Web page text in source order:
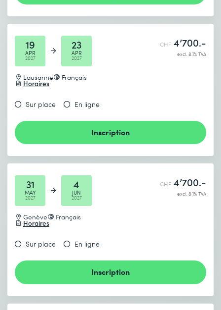
19
APR
2027
23
APR
2027
Lausanne Français
Horaires
CHF 4’700.-
excl. 8.1% TVA
Sur place En ligne
Inscription
31
MAY
2027
4
JUN
2027
Genève Français
Horaires
CHF 4’700.-
excl. 8.1% TVA
Sur place En ligne
Inscription